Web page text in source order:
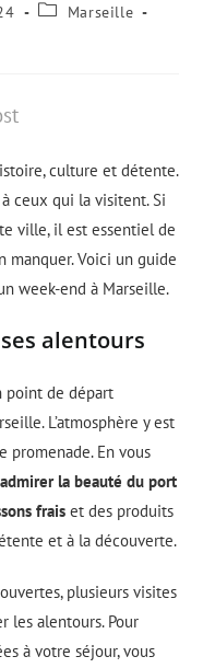
Marseille
culture et détente.
ceux qui la visitent. Si
ville, il est essentiel de
Voici un guide
week-end à Marseille.
alentours
point de départ
L’atmosphère y est
promenade. En vous
admirer la beauté du port
fraiset des produits
et à la découverte.
plusieurs visites
les alentours. Pour
à votre séjour, vous